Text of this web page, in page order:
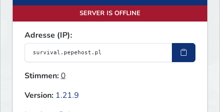
SERVER IS OFFLINE
Adresse (IP):
Stimmen:0
Version: 1.21.9